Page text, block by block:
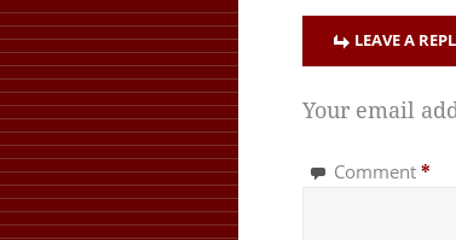
LEAVE A
Your email
Comment *